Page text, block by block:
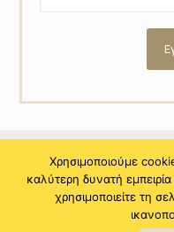
© 2021 Copyright by Myral -
Χρησιμοποιούμε
καλύτερη δυνατή
χρησιμοποιείτε τη